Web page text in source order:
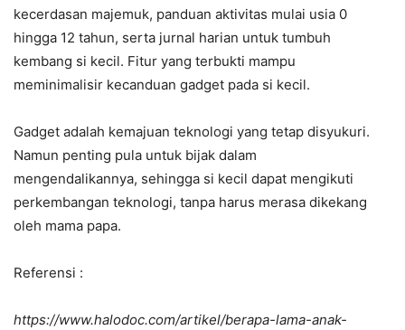
kecerdasan majemuk, panduan aktivitas mulai usia 0
hingga 12 tahun, serta jurnal harian untuk tumbuh
kembang si kecil. Fitur yang terbukti mampu
meminimalisir kecanduan gadget pada si kecil.
Gadget adalah kemajuan teknologi yang tetap disyukuri.
Namun penting pula untuk bijak dalam
mengendalikannya, sehingga si kecil dapat mengikuti
perkembangan teknologi, tanpa harus merasa dikekang
oleh mama papa.
Referensi :
https://www.halodoc.com/artikel/berapa-lama-anak-